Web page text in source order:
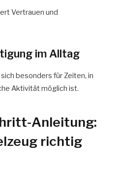
Vertrauen und
im Alltag
besonders für Zeiten, in
Aktivität möglich ist.
Anleitung:
richtig